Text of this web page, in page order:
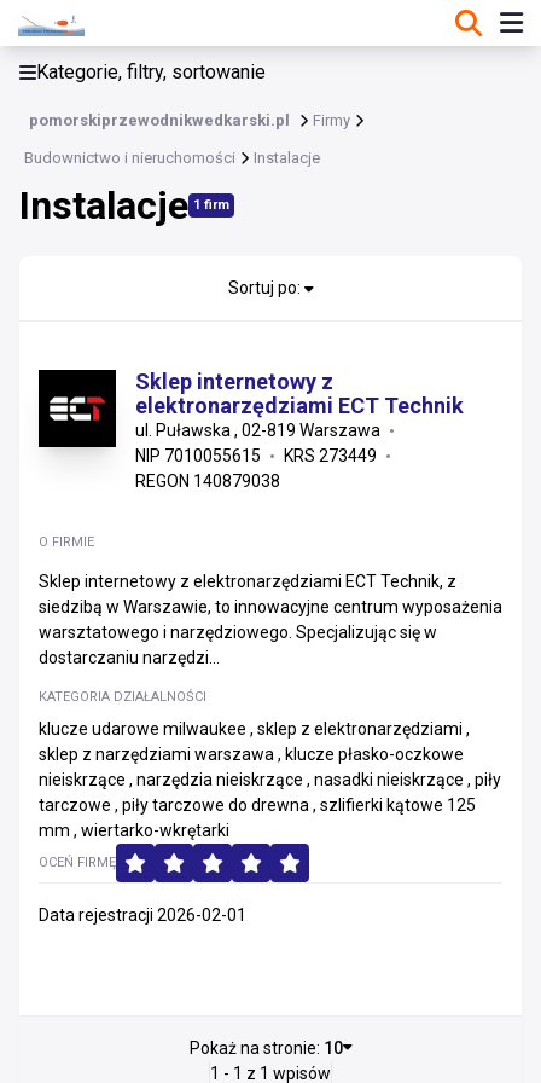
Kategorie, filtry, sortowanie
pomorskiprzewodnikwedkarski.pl Firmy
Budownictwo i nieruchomości Instalacje
Instalacje 1 firm
Budownictwo i nieruchomości
Materiały konstrukcyjne i instalacyjne
Wykończenia, stolarka i projektowanie
Materiały wykończeniowe i sanitarne
Sortuj po:
Sklep internetowy z
elektronarzędziami ECT Technik
ul. Puławska , 02-819 Warszawa
NIP 7010055615
KRS 273449
REGON 140879038
O FIRMIE
Sklep internetowy z elektronarzędziami ECT Technik, z
siedzibą w Warszawie, to innowacyjne centrum wyposażenia
warsztatowego i narzędziowego. Specjalizując się w
dostarczaniu narzędzi...
KATEGORIA DZIAŁALNOŚCI
klucze udarowe milwaukee , sklep z elektronarzędziami ,
sklep z narzędziami warszawa , klucze płasko-oczkowe
nieiskrzące , narzędzia nieiskrzące , nasadki nieiskrzące , piły
tarczowe , piły tarczowe do drewna , szlifierki kątowe 125
mm , wiertarko-wkrętarki
OCEŃ FIRMĘ
Data rejestracji 2026-02-01
Pokaż na stronie: 10
1 - 1 z 1 wpisów